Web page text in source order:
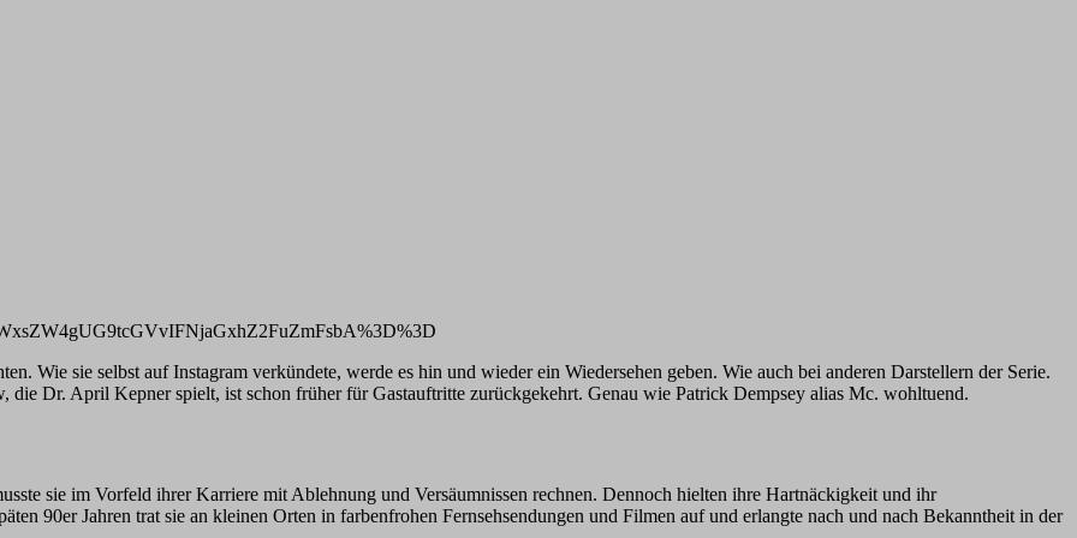
Wie sie selbst auf Instagram verkündete, werde es hin und wieder ein Wiedersehen geben. Wie auch bei anderen Darstellern der Serie.
die Dr. April Kepner spielt, ist schon früher für Gastauftritte zurückgekehrt. Genau wie Patrick Dempsey alias Mc. wohltuend.
sie im Vorfeld ihrer Karriere mit Ablehnung und Versäumnissen rechnen. Dennoch hielten ihre Hartnäckigkeit und ihr
90er Jahren trat sie an kleinen Orten in farbenfrohen Fernsehsendungen und Filmen auf und erlangte nach und nach Bekanntheit in der